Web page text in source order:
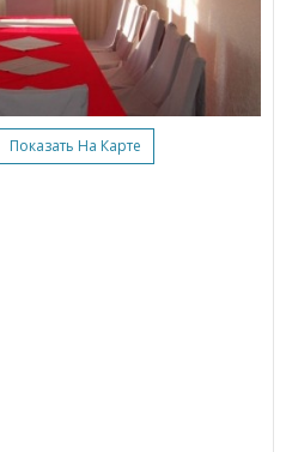
Показать На Карте